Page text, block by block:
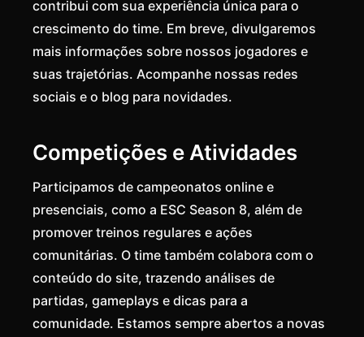
contribui com sua experiência única para o
crescimento do time. Em breve, divulgaremos
mais informações sobre nossos jogadores e
suas trajetórias. Acompanhe nossas redes
sociais e o blog para novidades.
Competições e Atividades
Participamos de campeonatos online e
presenciais, como a ESC Season 8, além de
promover treinos regulares e ações
comunitárias. O time também colabora com o
conteúdo do site, trazendo análises de
partidas, gameplays e dicas para a
comunidade. Estamos sempre abertos a novas